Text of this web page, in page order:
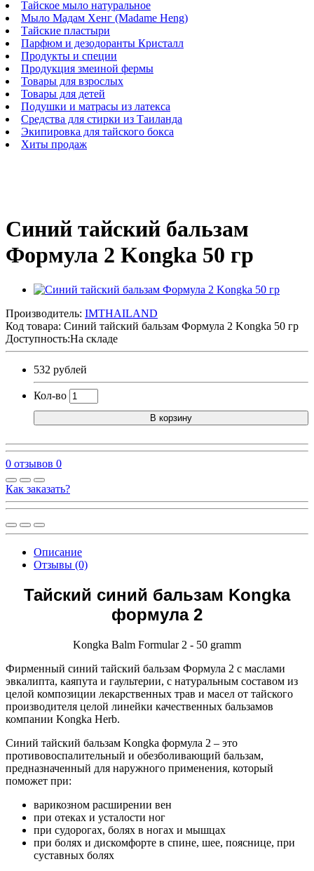
Тайское мыло натуральное
Мыло Мадам Хенг (Madame Heng)
Тайские пластыри
Парфюм и дезодоранты Кристалл
Продукты и специи
Продукция змеиной фермы
Товары для взрослых
Товары для детей
Подушки и матрасы из латекса
Средства для стирки из Таиланда
Экипировка для тайского бокса
Хиты продаж
Синий тайский бальзам
Формула 2 Kongka 50 гр
Производитель: IMTHAILAND
Код товара: Синий тайский бальзам Формула 2 Kongka 50 гр
Доступность:На складе
532 рублей
Кол-во
В корзину
0 отзывов 0
Как заказать?
Описание
Отзывы (0)
Тайский синий бальзам Kongka
формула 2
Kongka Balm Formular 2 - 50 gramm
Фирменный синий тайский бальзам Формула 2 с маслами
эвкалипта, каяпута и гаультерии, с натуральным составом из
целой композиции лекарственных трав и масел от тайского
производителя целой линейки качественных бальзамов
компании Kongka Herb.
Синий тайский бальзам Kongka формула 2 – это
противовоспалительный и обезболивающий бальзам,
предназначенный для наружного применения, который
поможет при:
варикозном расширении вен
при отеках и усталости ног
при судорогах, болях в ногах и мышцах
при болях и дискомфорте в спине, шее, пояснице, при
суставных болях